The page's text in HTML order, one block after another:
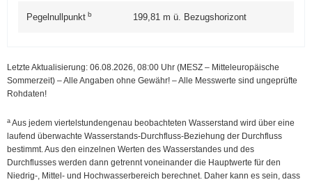
Pegelnullpunkt b 199,81 m ü. Bezugshorizont
Letzte Aktualisierung: 06.08.2026, 08:00 Uhr (MESZ – Mitteleuropäische
Sommerzeit) –Alle Angaben ohne Gewähr! – Alle Messwerte sind ungeprüfte
Rohdaten!
a Aus jedem viertelstundengenau beobachteten Wasserstand wird über eine
laufend überwachte Wasserstands-Durchfluss-Beziehung der Durchfluss
bestimmt. Aus den einzelnen Werten des Wasserstandes und des
Durchflusses werden dann getrennt voneinander die Hauptwerte für den
Niedrig-, Mittel- und Hochwasserbereich berechnet. Daher kann es sein, dass